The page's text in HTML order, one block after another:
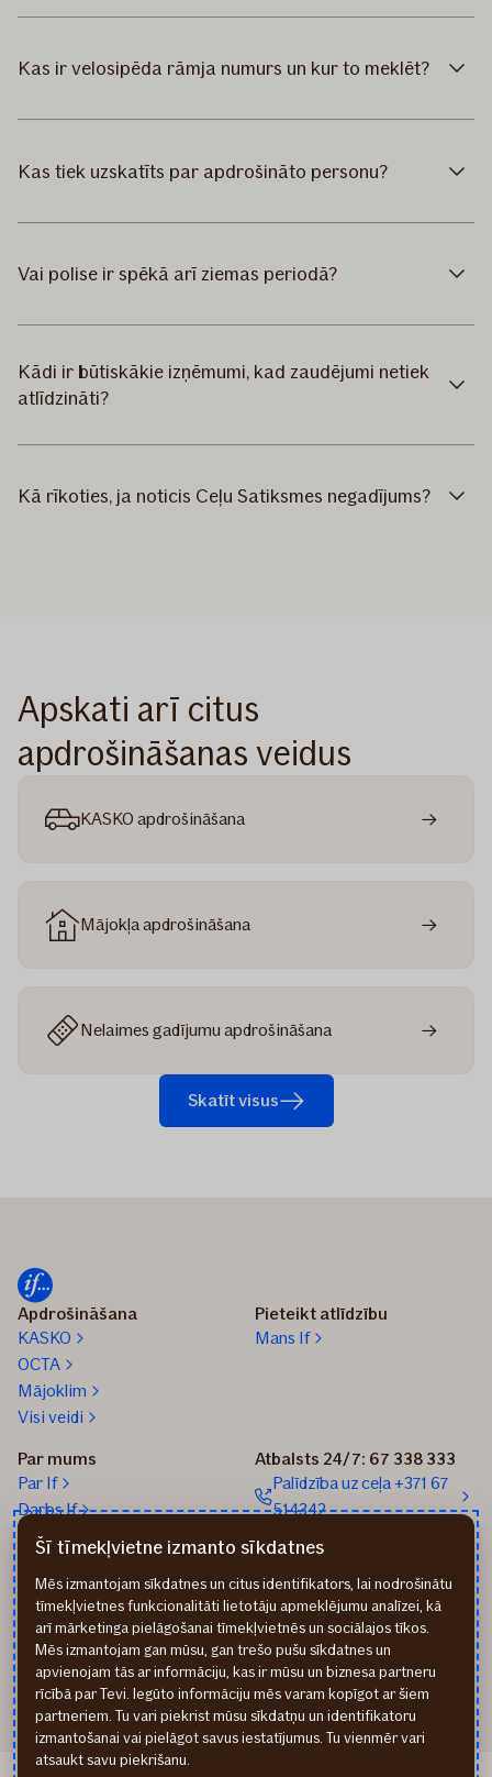
Kas ir velosipēda rāmja numurs un kur to meklēt?
Kas tiek uzskatīts par apdrošināto personu?
Vai polise ir spēkā arī ziemas periodā?
Kādi ir būtiskākie izņēmumi, kad zaudējumi netiek
atlīdzināti?
Kā rīkoties, ja noticis Ceļu Satiksmes negadījums?
Apskati arī citus
apdrošināšanas veidus
KASKO apdrošināšana
Mājokļa apdrošināšana
Nelaimes gadījumu apdrošināšana
Skatīt visus
Apdrošināšana
KASKO
OCTA
Mājoklim
Visi veidi
Pieteikt atlīdzību
Mans If
Par mums
Par If
Darbs If
Medijiem
Ilgtspēja
Atbalsts 24/7: 67 338 333
Palīdzība uz ceļa +371 67
514342
Sūtīt e-pastu: info@if.lv
If Apdrošināšanas
izplatītāji
Pirmslīguma informācija
Rekvizīti
Šī tīmekļvietne izmanto sīkdatnes
Mēs izmantojam sīkdatnes un citus identifikators, lai nodrošinātu
tīmekļvietnes funkcionalitāti lietotāju apmeklējumu analīzei, kā
arī mārketinga pielāgošanai tīmekļvietnēs un sociālajos tīkos.
Mēs izmantojam gan mūsu, gan trešo pušu sīkdatnes un
apvienojam tās ar informāciju, kas ir mūsu un biznesa partneru
rīcībā par Tevi. Iegūto informāciju mēs varam kopīgot ar šiem
partneriem. Tu vari piekrist mūsu sīkdatņu un identifikatoru
izmantošanai vai pielāgot savus iestatījumus. Tu vienmēr vari
atsaukt savu piekrišanu.